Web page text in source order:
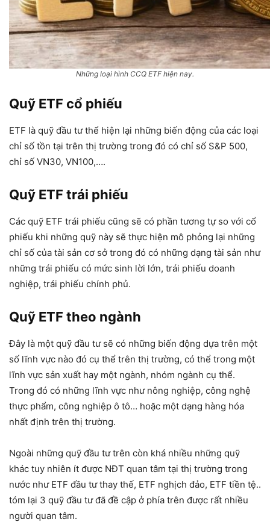
Những loại hình CCQ ETF hiện nay.
Quỹ ETF cổ phiếu
ETF là quỹ đầu tư thể hiện lại những biến động của các loại
chỉ số tồn tại trên thị trường trong đó có chỉ số S&P 500,
chỉ số VN30, VN100,….
Quỹ ETF trái phiếu
Các quỹ ETF trái phiếu cũng sẽ có phần tương tự so với cổ
phiếu khi những quỹ này sẽ thực hiện mô phỏng lại những
chỉ số của tài sản cơ sở trong đó có những dạng tài sản như
những trái phiếu có mức sinh lời lớn, trái phiếu doanh
nghiệp, trái phiếu chính phủ.
Quỹ ETF theo ngành
Đây là một quỹ đầu tư sẽ có những biến động dựa trên một
số lĩnh vực nào đó cụ thể trên thị trường, có thể trong một
lĩnh vực sản xuất hay một ngành, nhóm ngành cụ thể.
Trong đó có những lĩnh vực như nông nghiệp, công nghệ
thực phẩm, công nghiệp ô tô… hoặc một dạng hàng hóa
nhất định trên thị trường.
Ngoài những quỹ đầu tư trên còn khá nhiều những quỹ
khác tuy nhiên ít được NĐT quan tâm tại thị trường trong
nước như ETF đầu tư thay thế, ETF nghịch đảo, ETF tiền tệ..
tóm lại 3 quỹ đầu tư đã đề cập ở phía trên được rất nhiều
người quan tâm.